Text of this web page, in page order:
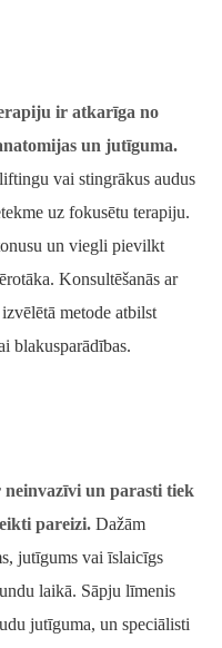
ir atkarīga no
un jutīguma.
vai stingrākus audus
uz fokusētu terapiju.
un viegli pievilkt
Konsultēšanās ar
metode atbilst
blakusparādības.
un parasti tiek
pareizi. Dažām
jutīgums vai īslaicīgs
laikā. Sāpju līmenis
jutīguma, un speciālisti